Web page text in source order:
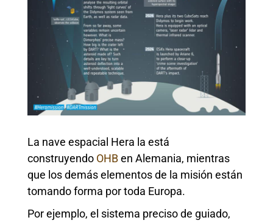
La nave espacial Hera la está
construyendo OHBen Alemania, mientras
que los demás elementos de la misión están
tomando forma por toda Europa.
Por ejemplo, el sistema preciso de guiado,